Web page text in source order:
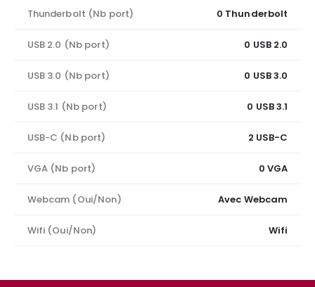
Thunderbolt (Nb port) 0 Thunderbolt
USB 2.0 (Nb port) 0 USB 2.0
USB 3.0 (Nb port) 0 USB 3.0
USB 3.1 (Nb port) 0 USB 3.1
USB-C (Nb port) 2 USB-C
VGA (Nb port) 0 VGA
Webcam (Oui/Non) Avec Webcam
Wifi (Oui/Non) Wifi